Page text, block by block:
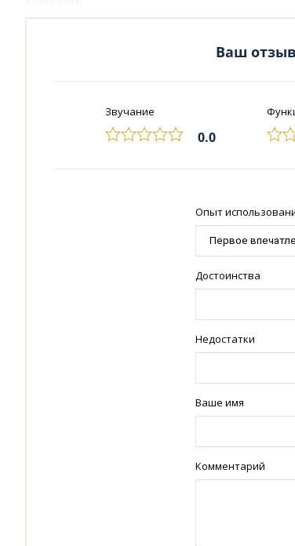
Ваш
Звучание
0.0
Опыт
Достоинства
Недостатки
Ваше имя
Комментарий